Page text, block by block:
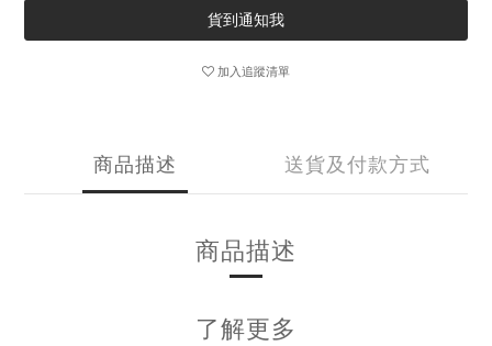
貨到通知我
加入追蹤清單
商品描述 送貨及付款方式
商品描述
了解更多